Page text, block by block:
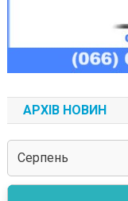
АРХІВ НОВИН